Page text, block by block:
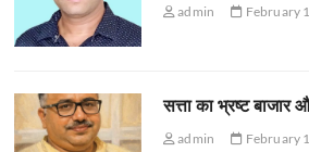
admin February
सत्ता का भ्रष्ट
admin February